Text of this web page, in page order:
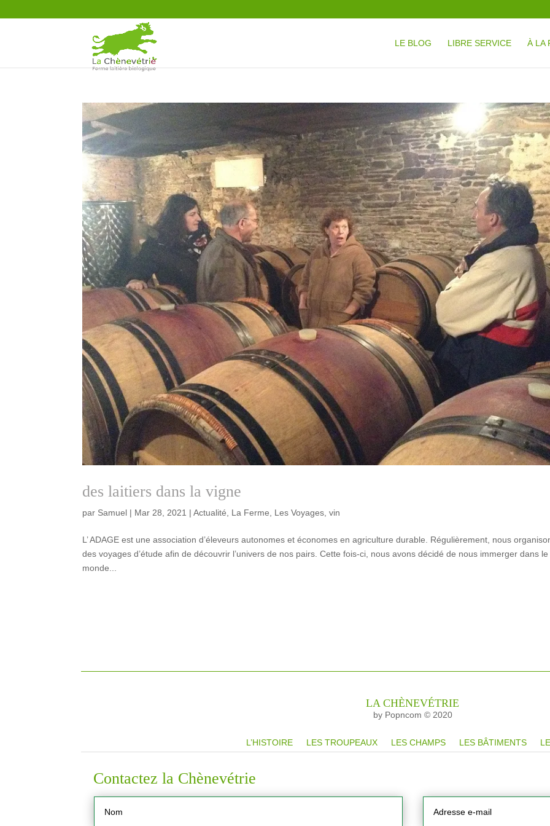
LE BLOG LIBRE SERVICE À LA
des laitiers dans la vigne
par Samuel | Mar 28, 2021 |Actualité, La Ferme, Les Voyages,vin
L’ ADAGE est une association d’éleveurs autonomes et économes en agriculture durable. Régulièrement, nous
des voyages d’étude afin de découvrir l’univers de nos pairs. Cette fois-ci, nous avons décidé de nous immerger dans le
monde...
LA CHÈNEVÉTRIE
by Popncom © 2020
L’HISTOIRE LES TROUPEAUX LES CHAMPS LES BÂTIMENTS
Contactez la Chènevétrie